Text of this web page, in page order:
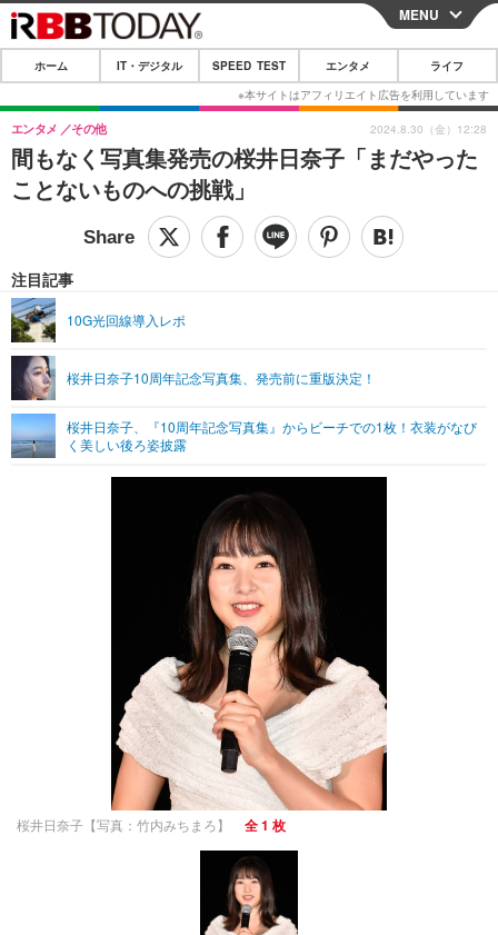
CLOSE
ホーム
IT・デジタル
IT・デジタルTOP スマートフォン
ショッピング その他
SPEED TEST
エンタメTOP 映画・ドラマ
グラビア ブログ
ショッピング その他
ライフTOP
リリース一覧
プッシュ通知の停止方法
MENU
ホーム IT・デジタル SPEED TEST エンタメ ライフ
間もなく写真集発売の桜井日奈子「まだやった
ことないものへの挑戦」
エンタメ その他
注目記事
10G光回線導入レポ
桜井日奈子10周年記念写真集、発売前に重版決定！
桜井日奈子、『10周年記念写真集』からビーチでの1枚！衣装がなび
く美しい後ろ姿披露
2024.8.30（金）12:28
桜井日奈子【写真：竹内みちまろ】 全 1 枚